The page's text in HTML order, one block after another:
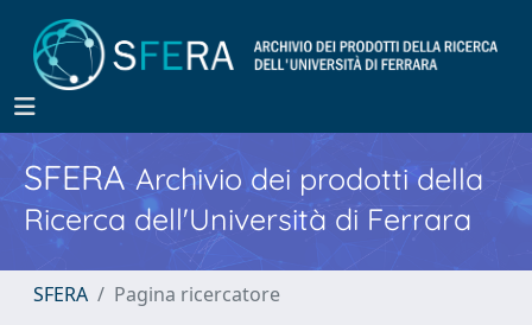
SFERA Archivio dei prodotti della
Ricerca dell'Università di Ferrara
SFERA Pagina ricercatore